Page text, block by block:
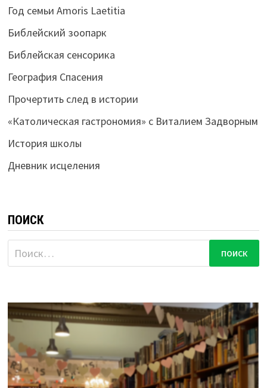
Год семьи Amoris Laetitia
Библейский зоопарк
Библейская сенсорика
География Спасения
Прочертить след в истории
«Католическая гастрономия» с Виталием Задворным
История школы
Дневник исцеления
ПОИСК
Найти: